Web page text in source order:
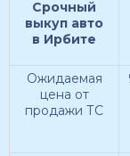
Срочный
выкуп авто
в Ирбите
Ожидаемая
цена от
продажи ТС